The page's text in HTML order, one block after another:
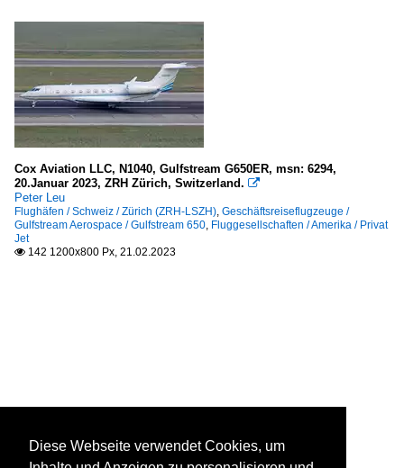
Cox Aviation LLC, N1040, Gulfstream G650ER, msn: 6294,
20.Januar 2023, ZRH Zürich, Switzerland. 
Peter Leu
Flughäfen / Schweiz / Zürich (ZRH-LSZH), Geschäftsreiseflugzeuge /
Gulfstream Aerospace / Gulfstream 650, Fluggesellschaften / Amerika / Privat
Jet
 142 1200x800 Px, 21.02.2023
Diese Webseite verwendet Cookies, um